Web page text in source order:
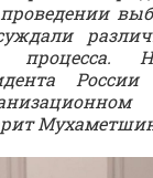
процесса.